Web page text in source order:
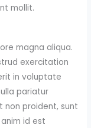
mollit.
magna aliqua.
exercitation
in voluptate
pariatur
non proident, sunt
id est